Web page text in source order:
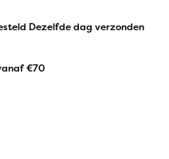
Dezelfde dag verzonden
€70